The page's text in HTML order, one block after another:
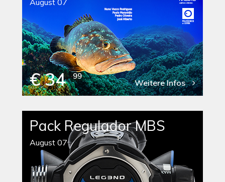
€ 34 99
Weitere Infos
Pack Regulador MBS
August 07